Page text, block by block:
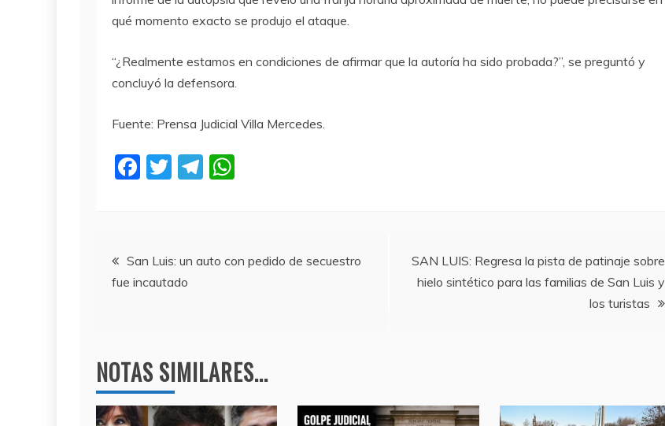
qué momento exacto se produjo el ataque.
“¿Realmente estamos en condiciones de afirmar que la autoría ha sido probada?”, se preguntó y
concluyó la defensora.
Fuente: Prensa Judicial Villa Mercedes.
F
b
o
T
T
a A
Navegación
de
San Luis: un auto con pedido de secuestro
fue incautado
SAN LUIS: Regresa la pista de patinaje sobre
hielo sintético para las familias de San Luis y
los turistas
NOTAS SIMILARES...